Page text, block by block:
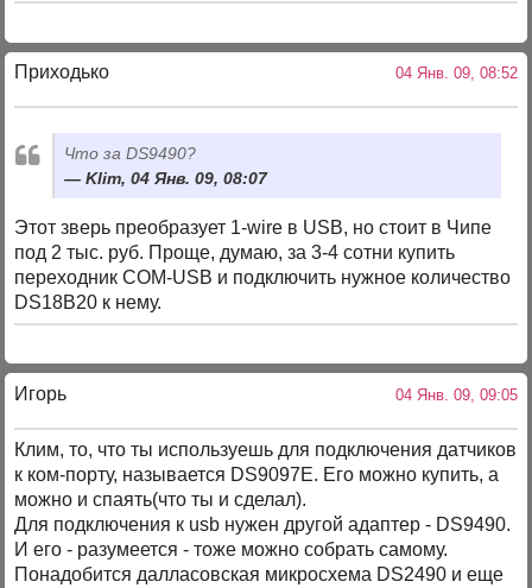
Приходько 04 Янв. 09, 08:52
Что за DS9490?
Klim, 04 Янв. 09, 08:07
Этот зверь преобразует 1-wire в USB, но стоит в Чипе
под 2 тыс. руб. Проще, думаю, за 3-4 сотни купить
переходник COM-USB и подключить нужное количество
DS18B20 к нему.
Игорь 04 Янв. 09, 09:05
Клим, то, что ты используешь для подключения датчиков
к ком-порту, называется DS9097E. Его можно купить, а
можно и спаять(что ты и сделал).
Для подключения к usb нужен другой адаптер - DS9490.
И его - разумеется - тоже можно собрать самому.
Понадобится далласовская микросхема DS2490 и еще